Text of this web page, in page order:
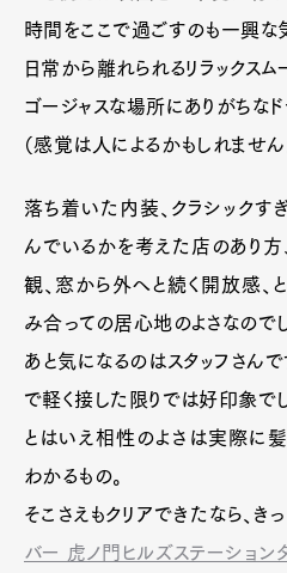
時間をここで過ごすのも一興な
日常から離れられるリラックスム
ゴージャスな場所にありがちなド
（感覚は人によるかもしれません
落ち着いた内装、クラシックす
んでいるかを考えた店のあり
観、窓から外へと続く開放感、
み合っての居心地のよさなのでし
あと気になるのはスタッフさ
で軽く接した限りでは好印象で
とはいえ相性のよさは実際に
わかるもの。
そこさえもクリアできたなら、き
バー 虎ノ門ヒルズステーション